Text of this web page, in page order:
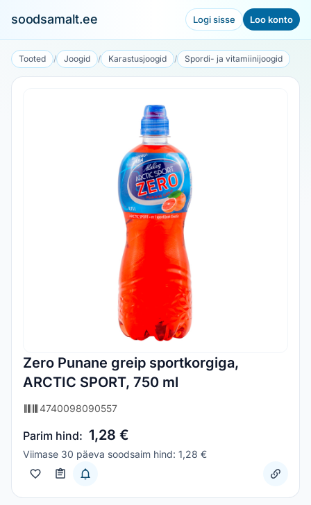
soodsamalt.ee Logi sisse Loo konto
Tooted / Joogid / Karastusjoogid / Spordi- ja vitamiinijoogid
Zero Punane greip sportkorgiga,
ARCTIC SPORT, 750 ml
4740098090557
Parim hind: 1,28 €
Viimase 30 päeva soodsaim hind: 1,28 €